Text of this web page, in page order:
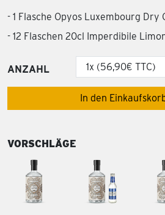
- 1 Flasche Opyos Luxembourg Dry
- 12 Flaschen 20cl Imperdibile
ANZAHL
In den
VORSCHLÄGE